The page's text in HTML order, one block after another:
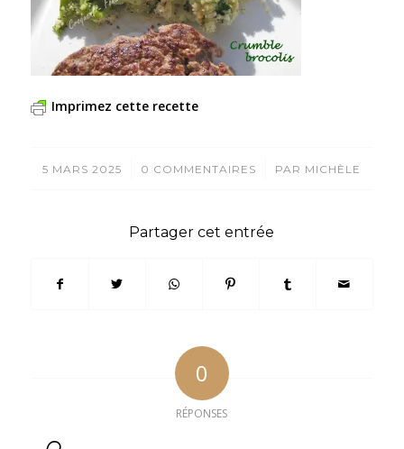
Imprimez cette recette
5 MARS 2025
/ 0 COMMENTAIRES
/ PAR MICHÈLE
Partager cet entrée
0
RÉPONSES